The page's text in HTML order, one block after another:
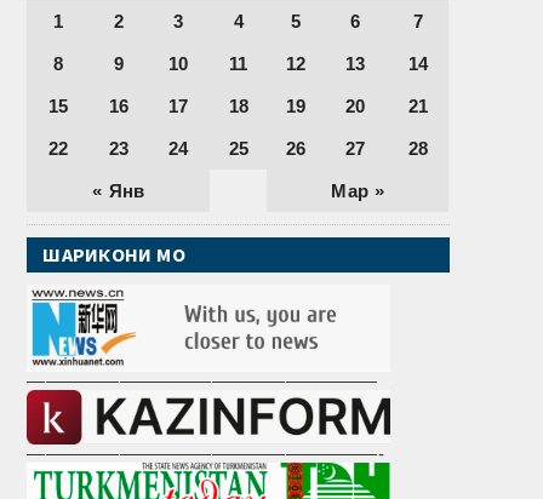
« Янв Мар »
1 2 3 4 5 6 7
8 9 10 11 12 13 14
15 16 17 18 19 20 21
22 23 24 25 26 27 28
ШАРИКОНИ МО
———————————————————
———————————————————-